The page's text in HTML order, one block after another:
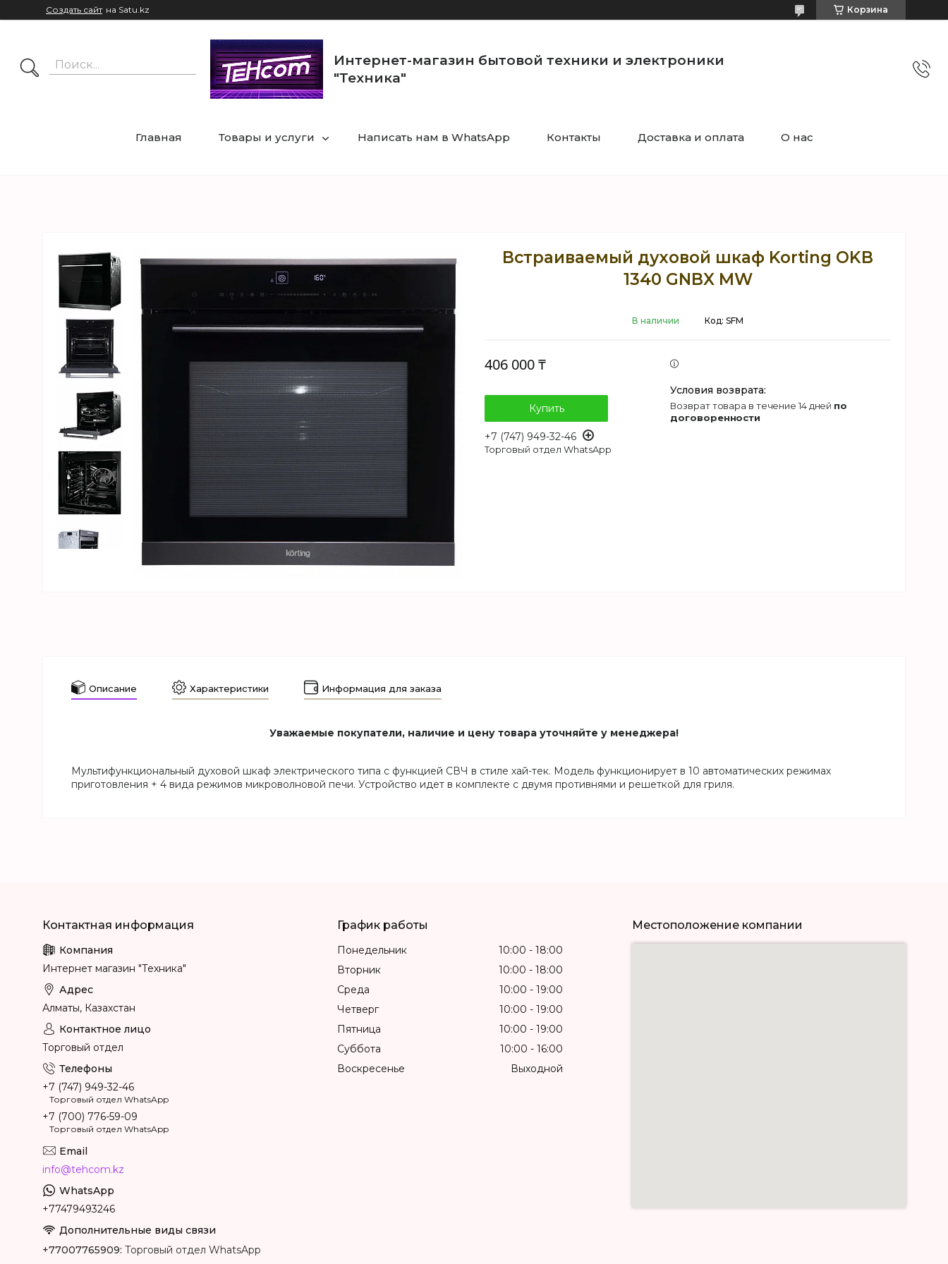
Создать сайт на Satu.kz Корзина
Интернет-магазин бытовой техники и электроники
"Техника"
Главная Товары и услуги Написать нам в WhatsApp Контакты Доставка и оплата О нас
Встраиваемый духовой шкаф Korting OKB
1340 GNBX MW
В наличии Код: SFM
406 000 ₸
Купить
+7 (747) 949-32-46
Торговый отдел WhatsApp
возврат товара в течение 14 дней по
договоренности
Описание Характеристики Информация для заказа
Уважаемые покупатели, наличие и цену товара уточняйте у менеджера!
Мультифункциональный духовой шкаф электрического типа с функцией СВЧ в стиле хай-тек. Модель функционирует в 10 автоматических режимах
приготовления + 4 вида режимов микроволновой печи. Устройство идет в комплекте с двумя противнями и решеткой для гриля.
Интернет магазин "Техника"
Алматы, Казахстан
Торговый отдел
+7 (747) 949-32-46
Торговый отдел WhatsApp
+7 (700) 776-59-09
Торговый отдел WhatsApp
info@tehcom.kz
+77479493246
+77007765909 Торговый отдел WhatsApp
График работы
Понедельник 10:00
18:00
Вторник
10:00
18:00
Среда
10:00
19:00
Четверг
10:00
19:00
Пятница
10:00
19:00
Суббота
10:00
16:00
Воскресенье
Выходной
Местоположение компании